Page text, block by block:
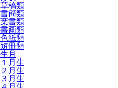
草稿類
書簡類
葉書類
書画類
色紙類
短冊類
生月
１月生
２月生
３月生